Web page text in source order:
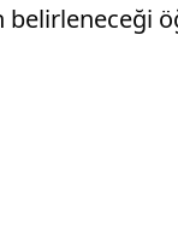
belirleneceği